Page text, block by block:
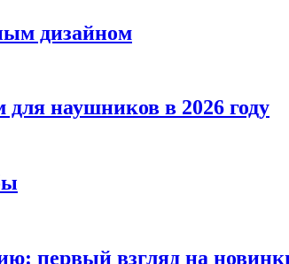
дизайном
наушников в 2026 году
первый взгляд на